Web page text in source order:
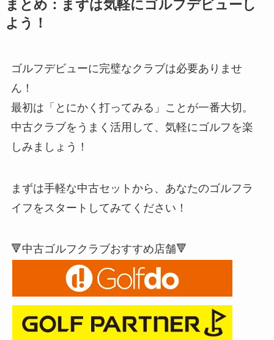
まとめ：まずは気軽にゴルフデビューし
よう！
ゴルフデビューに完璧なクラブは必要ありませ
ん！
最初は「とにかく打ってみる」ことが一番大切。
中古クラブをうまく活用して、気軽にゴルフを楽
しみましょう！
まずは手軽な中古セットから、あなたのゴルフラ
イフをスタートしてみてください！
🔻中古ゴルフクラブおすすめ店舗🔻